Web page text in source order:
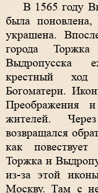
В 1565 году
была
украшена.
города
Выдропусска
крестный
Богоматери.
Преображения
жителей.
возвращался
как
Торжка и
из-за этой
Москву. Там с